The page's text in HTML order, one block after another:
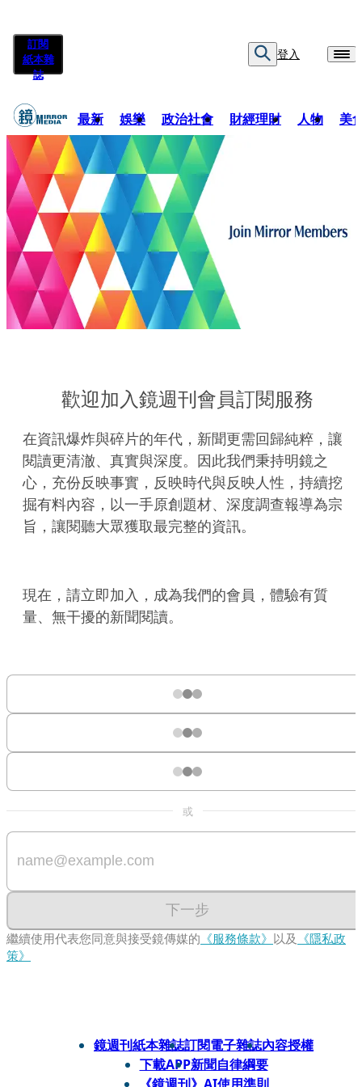
訂閱
紙本雜
誌
登入
最新 娛樂 政治社會 財經理財 人物 美
歡迎加入鏡週刊會員訂閱服務
在資訊爆炸與碎片的年代，新聞更需回歸純粹，讓
閱讀更清澈、真實與深度。因此我們秉持明鏡之
心，充份反映事實，反映時代與反映人性，持續挖
掘有料內容，以一手原創題材、深度調查報導為宗
旨，讓閱聽大眾獲取最完整的資訊。
現在，請立即加入，成為我們的會員，體驗有質
量、無干擾的新聞閱讀。
或
下一步
繼續使用代表您同意與接受鏡傳媒的 《服務條款》 以及 《隱私政
策》
鏡週刊紙本雜誌訂閱電子雜誌內容授權
下載APP新聞自律綱要